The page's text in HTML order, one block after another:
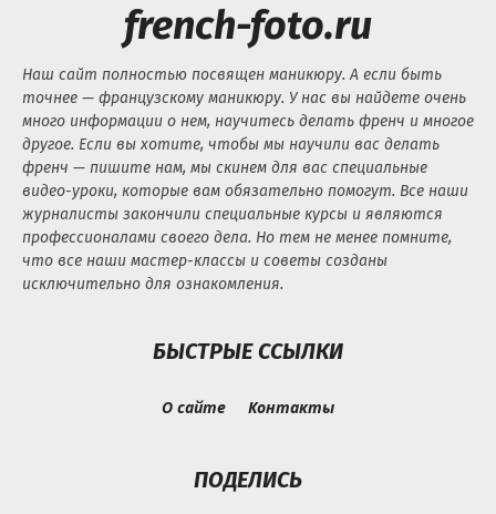
french-foto.ru
Наш сайт полностью посвящен маникюру. А если быть
точнее — французскому маникюру. У нас вы найдете очень
много информации о нем, научитесь делать френч и многое
другое. Если вы хотите, чтобы мы научили вас делать
френч — пишите нам, мы скинем для вас специальные
видео-уроки, которые вам обязательно помогут. Все наши
журналисты закончили специальные курсы и являются
профессионалами своего дела. Но тем не менее помните,
что все наши мастер-классы и советы созданы
исключительно для ознакомления.
БЫСТРЫЕ ССЫЛКИ
О сайте Контакты
ПОДЕЛИСЬ